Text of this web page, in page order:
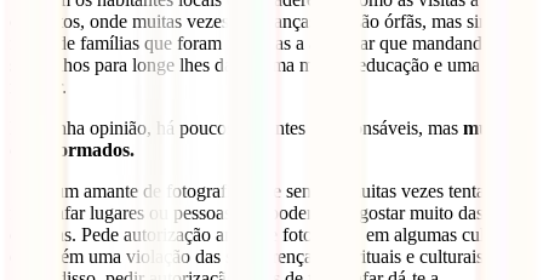
orfanatos, onde muitas vezes as crianças não são órfãs, mas sim
filhos de famílias que foram forçadas a acreditar que mandando os
seus filhos para longe lhes darão uma melhor educação e uma vida
melhor.
Na minha opinião, há poucos viajantes irresponsáveis, mas muitos
desinformados.
Se és um amante de fotografia, já te sentiste muitas vezes tentado a
fotografar lugares ou pessoas que podem não gostar muito das
câmaras. Pede autorização antes de fotografar, em algumas culturas,
é também uma violação das suas crenças espirituais e culturais.